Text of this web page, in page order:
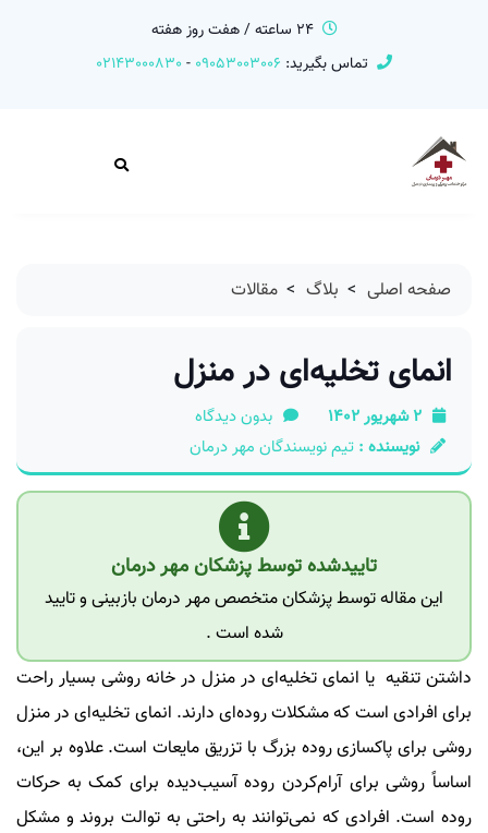
24 ساعته / هفت روز هفته
تماس بگیرید: 09053003006
-
02143000830
صفحه اصلی > بلاگ > مقالات
انمای تخلیه‌ای در منزل
2 شهریور 1402
بدون دیدگاه
نویسنده : تیم نویسندگان مهر درمان
تاییدشده توسط پزشکان مهر درمان
این مقاله توسط پزشکان متخصص مهر درمان بازبینی و تایید
شده است .
داشتن تنقیه یا انمای تخلیه‌ای در منزل در خانه روشی بسیار راحت
برای افرادی است که مشکلات روده‌ای دارند. انمای تخلیه‌ای در منزل
روشی برای پاکسازی روده بزرگ با تزریق مایعات است. علاوه بر این،
اساساً روشی برای آرام‌کردن روده آسیب‌دیده برای کمک به حرکات
روده است. افرادی که نمی‌توانند به راحتی به توالت بروند و مشکل